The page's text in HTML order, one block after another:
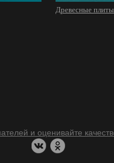
Древесные плиты